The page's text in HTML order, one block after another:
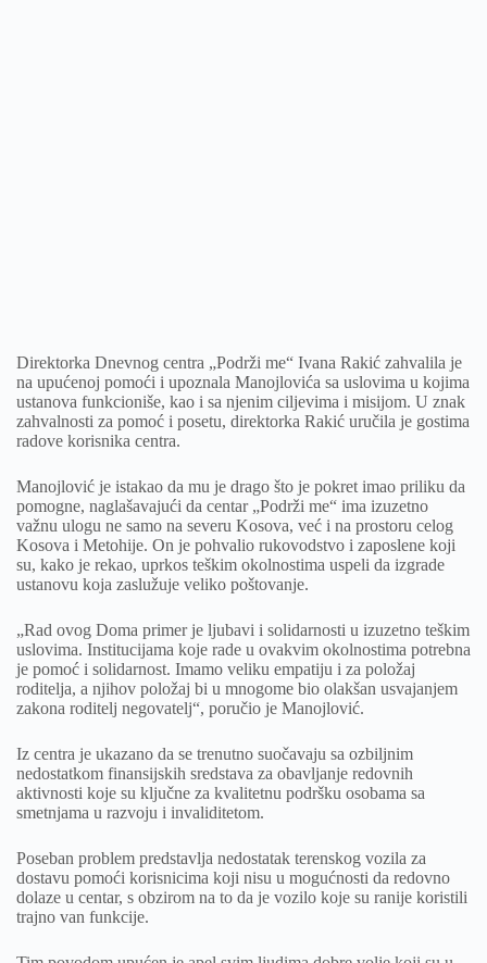
Direktorka Dnevnog centra „Podrži me“ Ivana Rakić zahvalila je
na upućenoj pomoći i upoznala Manojlovića sa uslovima u kojima
ustanova funkcioniše, kao i sa njenim ciljevima i misijom. U znak
zahvalnosti za pomoć i posetu, direktorka Rakić uručila je gostima
radove korisnika centra.
Manojlović je istakao da mu je drago što je pokret imao priliku da
pomogne, naglašavajući da centar „Podrži me“ ima izuzetno
važnu ulogu ne samo na severu Kosova, već i na prostoru celog
Kosova i Metohije. On je pohvalio rukovodstvo i zaposlene koji
su, kako je rekao, uprkos teškim okolnostima uspeli da izgrade
ustanovu koja zaslužuje veliko poštovanje.
„Rad ovog Doma primer je ljubavi i solidarnosti u izuzetno teškim
uslovima. Institucijama koje rade u ovakvim okolnostima potrebna
je pomoć i solidarnost. Imamo veliku empatiju i za položaj
roditelja, a njihov položaj bi u mnogome bio olakšan usvajanjem
zakona roditelj negovatelj“, poručio je Manojlović.
Iz centra je ukazano da se trenutno suočavaju sa ozbiljnim
nedostatkom finansijskih sredstava za obavljanje redovnih
aktivnosti koje su ključne za kvalitetnu podršku osobama sa
smetnjama u razvoju i invaliditetom.
Poseban problem predstavlja nedostatak terenskog vozila za
dostavu pomoći korisnicima koji nisu u mogućnosti da redovno
dolaze u centar, s obzirom na to da je vozilo koje su ranije koristili
trajno van funkcije.